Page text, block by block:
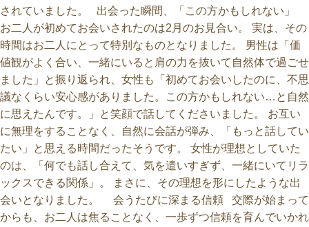
されていました。 出会った瞬間、「この方かもしれない」
お二人が初めてお会いされたのは2月のお見合い。 実は、その
時間はお二人にとって特別なものとなりました。 男性は「価
値観がよく合い、一緒にいると肩の力を抜いて自然体で過ごせ
ました」と振り返られ、女性も「初めてお会いしたのに、不思
議なくらい安心感がありました。この方かもしれない…と自然
に思えたんです。」と笑顔で話してくださいました。 お互い
に無理をすることなく、自然に会話が弾み、「もっと話してい
たい」と思える時間だったそうです。 女性が理想としていた
のは、「何でも話し合えて、気を遣いすぎず、一緒にいてリラ
ックスできる関係」。 まさに、その理想を形にしたような出
会いとなりました。 会うたびに深まる信頼 交際が始まって
からも、お二人は焦ることなく、一歩ずつ信頼を育んでいかれ